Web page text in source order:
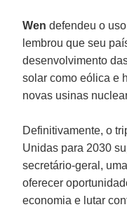
Wendefendeu o
lembrou que seu
desenvolvimento
solar como eólica e
novas usinas
Definitivamente, o
Unidas para 2030
secretário-geral,
oferecer
economia e lutar